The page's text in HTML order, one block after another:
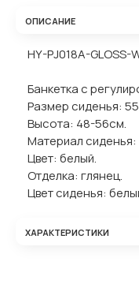
ОПИСАНИЕ
HY-PJ018A-
Банкетка с
Размер сиденья:
Высота: 48-56см.
Материал
Цвет: белый.
Отделка: глянец.
Цвет сиденья:
ХАРАКТЕРИСТИКИ